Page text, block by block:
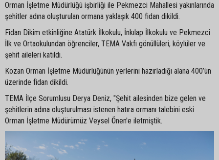
Orman İşletme Müdürlüğü işbirliği ile Pekmezci Mahallesi yakınlarında
şehitler adına oluşturulan ormana yaklaşık 400 fidan dikildi.
Fidan Dikim etkinliğine Atatürk İlkokulu, İnkılap İlkokulu ve Pekmezci
İlk ve Ortaokulundan öğrenciler, TEMA Vakfı gönüllüleri, köylüler ve
şehit aileleri katıldı.
Kozan Orman İşletme Müdürlüğünün yerlerini hazırladığı alana 400’ün
üzerinde fidan dikildi.
TEMA İlçe Sorumlusu Derya Deniz, "Şehit ailesinden bize gelen ve
şehitlerin adına oluşturulması istenen hatıra ormanı talebini eski
Orman İşletme Müdürümüz Veysel Önen'e iletmiştik.